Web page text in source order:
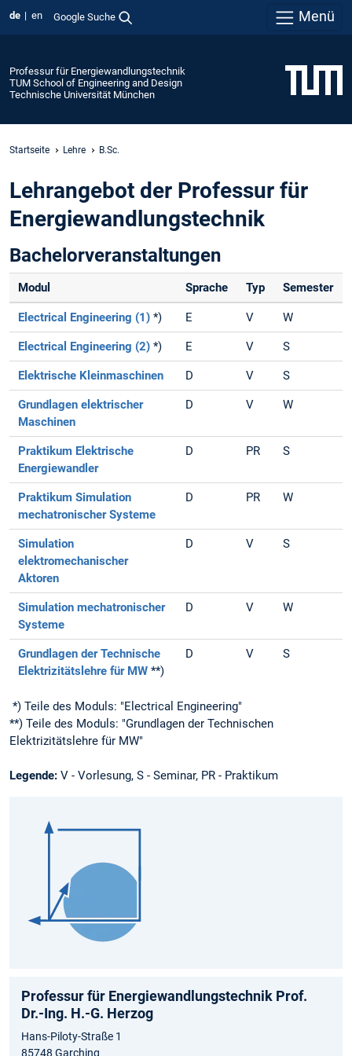
de en Google Suche Menü
Professur für Energiewandlungstechnik
TUM School of Engineering and Design
Technische Universität München
Startseite Lehre B.Sc.
Lehrangebot der Professur für
Energiewandlungstechnik
Bachelorveranstaltungen
Modul Sprache Typ Semester
Electrical Engineering (1) *) E V W
Electrical Engineering (2) *) E V S
Elektrische Kleinmaschinen D V S
Grundlagen elektrischer
Maschinen
D V W
Praktikum Elektrische
Energiewandler
D PR S
Praktikum Simulation
mechatronischer Systeme
D PR W
Simulation
elektromechanischer
Aktoren
D V S
Simulation mechatronischer
Systeme
D V W
Grundlagen der Technische
Elektrizitätslehre für MW **)
D V S
*) Teile des Moduls: "Electrical Engineering"
**) Teile des Moduls: "Grundlagen der Technischen
Elektrizitätslehre für MW"
Legende: V - Vorlesung, S - Seminar, PR - Praktikum
Professur für Energiewandlungstechnik Prof.
Dr.-Ing. H.-G. Herzog
Hans-Piloty-Straße 1
85748 Garching